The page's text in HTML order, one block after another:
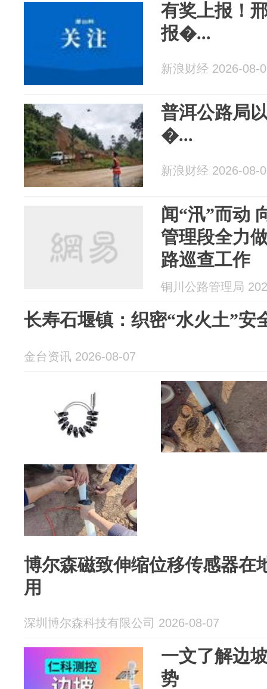
有奖上报！
报�...
新浪财经 2026-08-
普洱公路局
�...
新浪财经 2026-08-
闻“汛”而动 向雨
管理段全力
路巡查工作
铜川公路管理局
长寿石堰镇：织密“水火土”安
金台资讯 2026-08-07
博尔森磁致伸缩位移传感器在
用
深圳博尔森科技有限公司 2026-08-07
一文了解边
势